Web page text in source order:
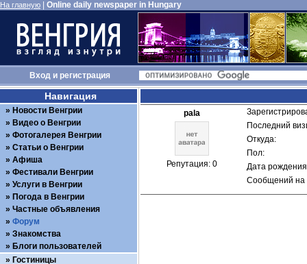
На главную Online daily newspaper in Hungary
Входи регистрация
pala
Репутация: 0
Последний
Откуда:
Пол:
Дата
Сообщений на
Навигация
Новости Венгрии
Видео о Венгрии
Фотогалерея Венгрии
Статьи о Венгрии
Афиша
Фестивали Венгрии
Услуги в Венгрии
Погода в Венгрии
Частные объявления
Форум
Знакомства
Блоги пользователей
Гостиницы